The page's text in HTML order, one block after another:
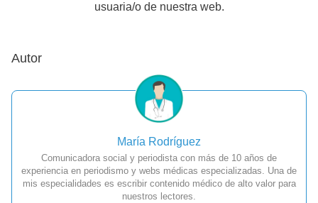
usuaria/o de nuestra web.
Autor
María Rodríguez
Comunicadora social y periodista con más de 10 años de
experiencia en periodismo y webs médicas especializadas. Una de
mis especialidades es escribir contenido médico de alto valor para
nuestros lectores.